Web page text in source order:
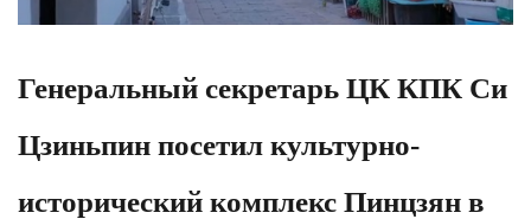
Генеральный секретарь ЦК КПК Си
Цзиньпин посетил культурно-
исторический комплекс Пинцзян в